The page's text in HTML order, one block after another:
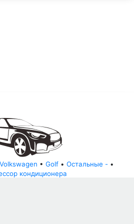
Volkswagen • Golf • Остальные - •
кондиционера